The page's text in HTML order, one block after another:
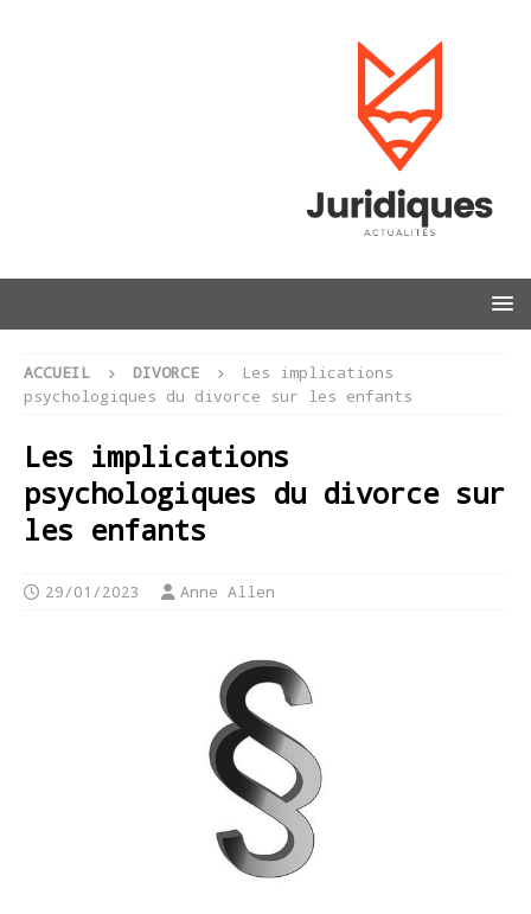
ACCUEIL DIVORCE
Les implications
psychologiques du divorce sur les enfants
Les implications
psychologiques du divorce sur
les enfants
29/01/2023 Anne Allen